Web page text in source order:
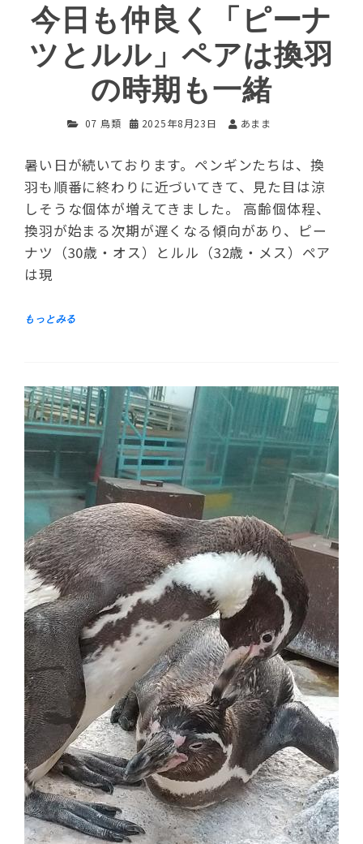
今日も仲良く「ピーナ
ツとルル」ペアは換羽
の時期も一緒
07 鳥類 2025年8月23日 あまま
暑い日が続いております。ペンギンたちは、換
羽も順番に終わりに近づいてきて、見た目は涼
しそうな個体が増えてきました。 高齢個体程、
換羽が始まる次期が遅くなる傾向があり、ピー
ナツ（30歳・オス）とルル（32歳・メス）ペア
は現